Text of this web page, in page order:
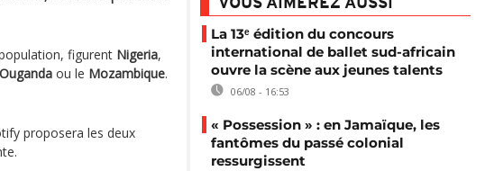
figurent Nigeria,
Ouganda ou le Mozambique.
proposera les deux
VOUS AIMEREZ AUSSI
La 13ᵉ édition du concours
international de ballet sud-africain
ouvre la scène aux jeunes talents
06/08 - 16:53
« Possession » : en Jamaïque, les
fantômes du passé colonial
ressurgissent